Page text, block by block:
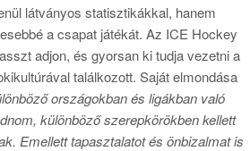
látványos statisztikákkal, hanem
a csapat játékát. Az ICE Hockey
adjon, és gyorsan ki tudja vezetni a
találkozott. Saját elmondása
országokban és ligákban való
különböző szerepkörökben kellett
Emellett tapasztalatot és önbizalmat is